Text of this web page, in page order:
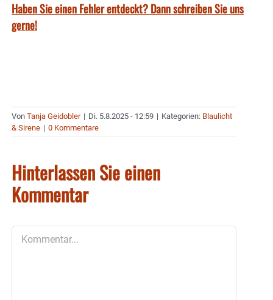
Haben Sie einen Fehler entdeckt? Dann schreiben Sie uns
gerne!
Von Tanja Geidobler | Di. 5.8.2025 - 12:59 | Kategorien: Blaulicht
& Sirene | 0 Kommentare
Hinterlassen Sie einen
Kommentar